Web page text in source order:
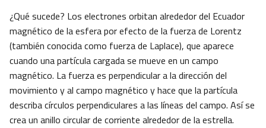
¿Qué sucede? Los electrones orbitan alrededor del Ecuador
magnético de la esfera por efecto de la fuerza de Lorentz
(también conocida como fuerza de Laplace), que aparece
cuando una partícula cargada se mueve en un campo
magnético. La fuerza es perpendicular a la dirección del
movimiento y al campo magnético y hace que la partícula
describa círculos perpendiculares a las líneas del campo. Así se
crea un anillo circular de corriente alrededor de la estrella.